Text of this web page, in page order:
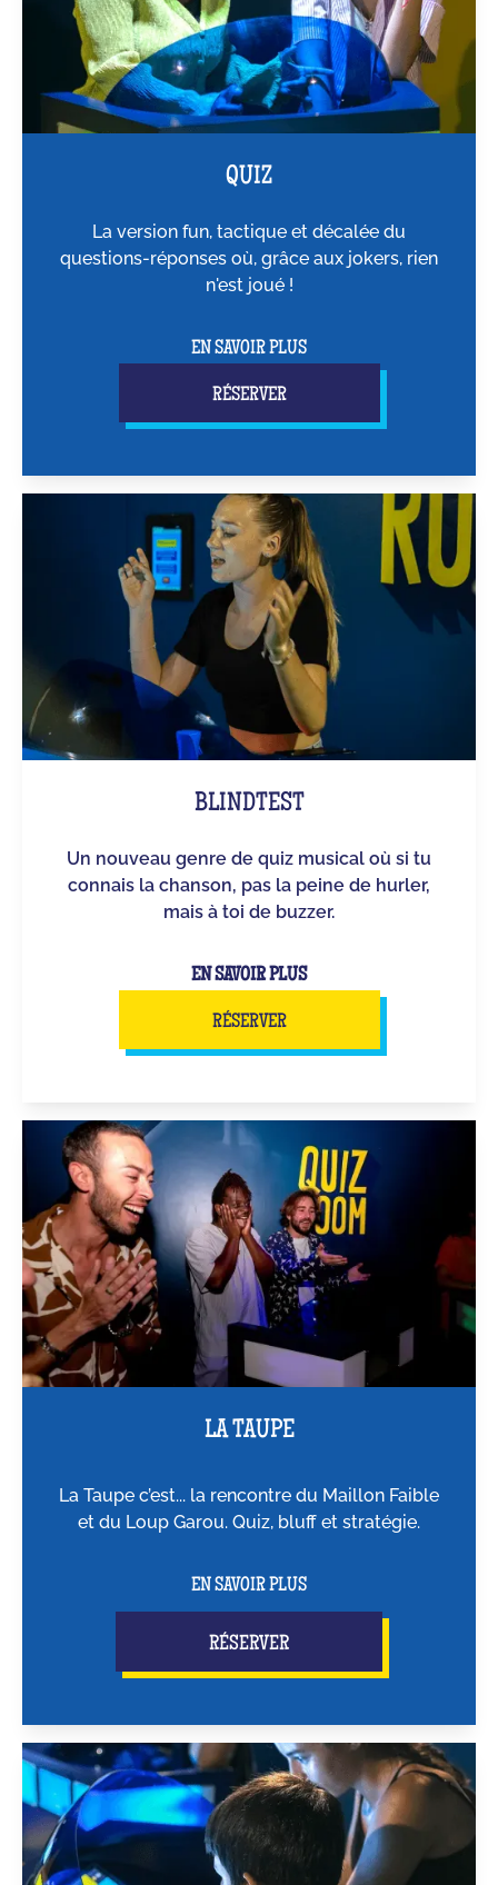
QUIZ
La version fun, tactique et décalée du
questions-réponses où, grâce aux jokers, rien
n'est joué !
EN SAVOIR PLUS
RÉSERVER
BLINDTEST
Un nouveau genre de quiz musical où si tu
connais la chanson, pas la peine de hurler,
mais à toi de buzzer.
EN SAVOIR PLUS
RÉSERVER
LA TAUPE
La Taupe c’est... la rencontre du Maillon Faible
et du Loup Garou. Quiz, bluff et stratégie.
EN SAVOIR PLUS
RÉSERVER